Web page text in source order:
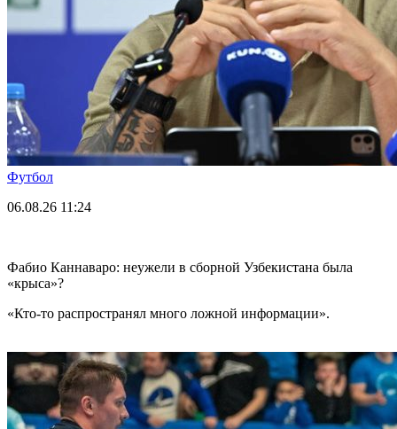
Футбол
06.08.26 11:24
Фабио Каннаваро: неужели в сборной Узбекистана была
«крыса»?
«Кто-то распространял много ложной информации».